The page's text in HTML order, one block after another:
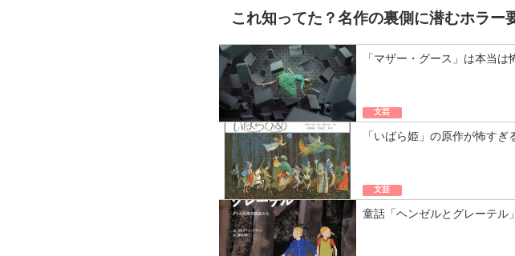
これ知ってた？名作の裏側に潜むホラー
「マザー・グース」は本当
文芸
「いばら姫」の原作が怖す
文芸
童話「ヘンゼルとグレーテル